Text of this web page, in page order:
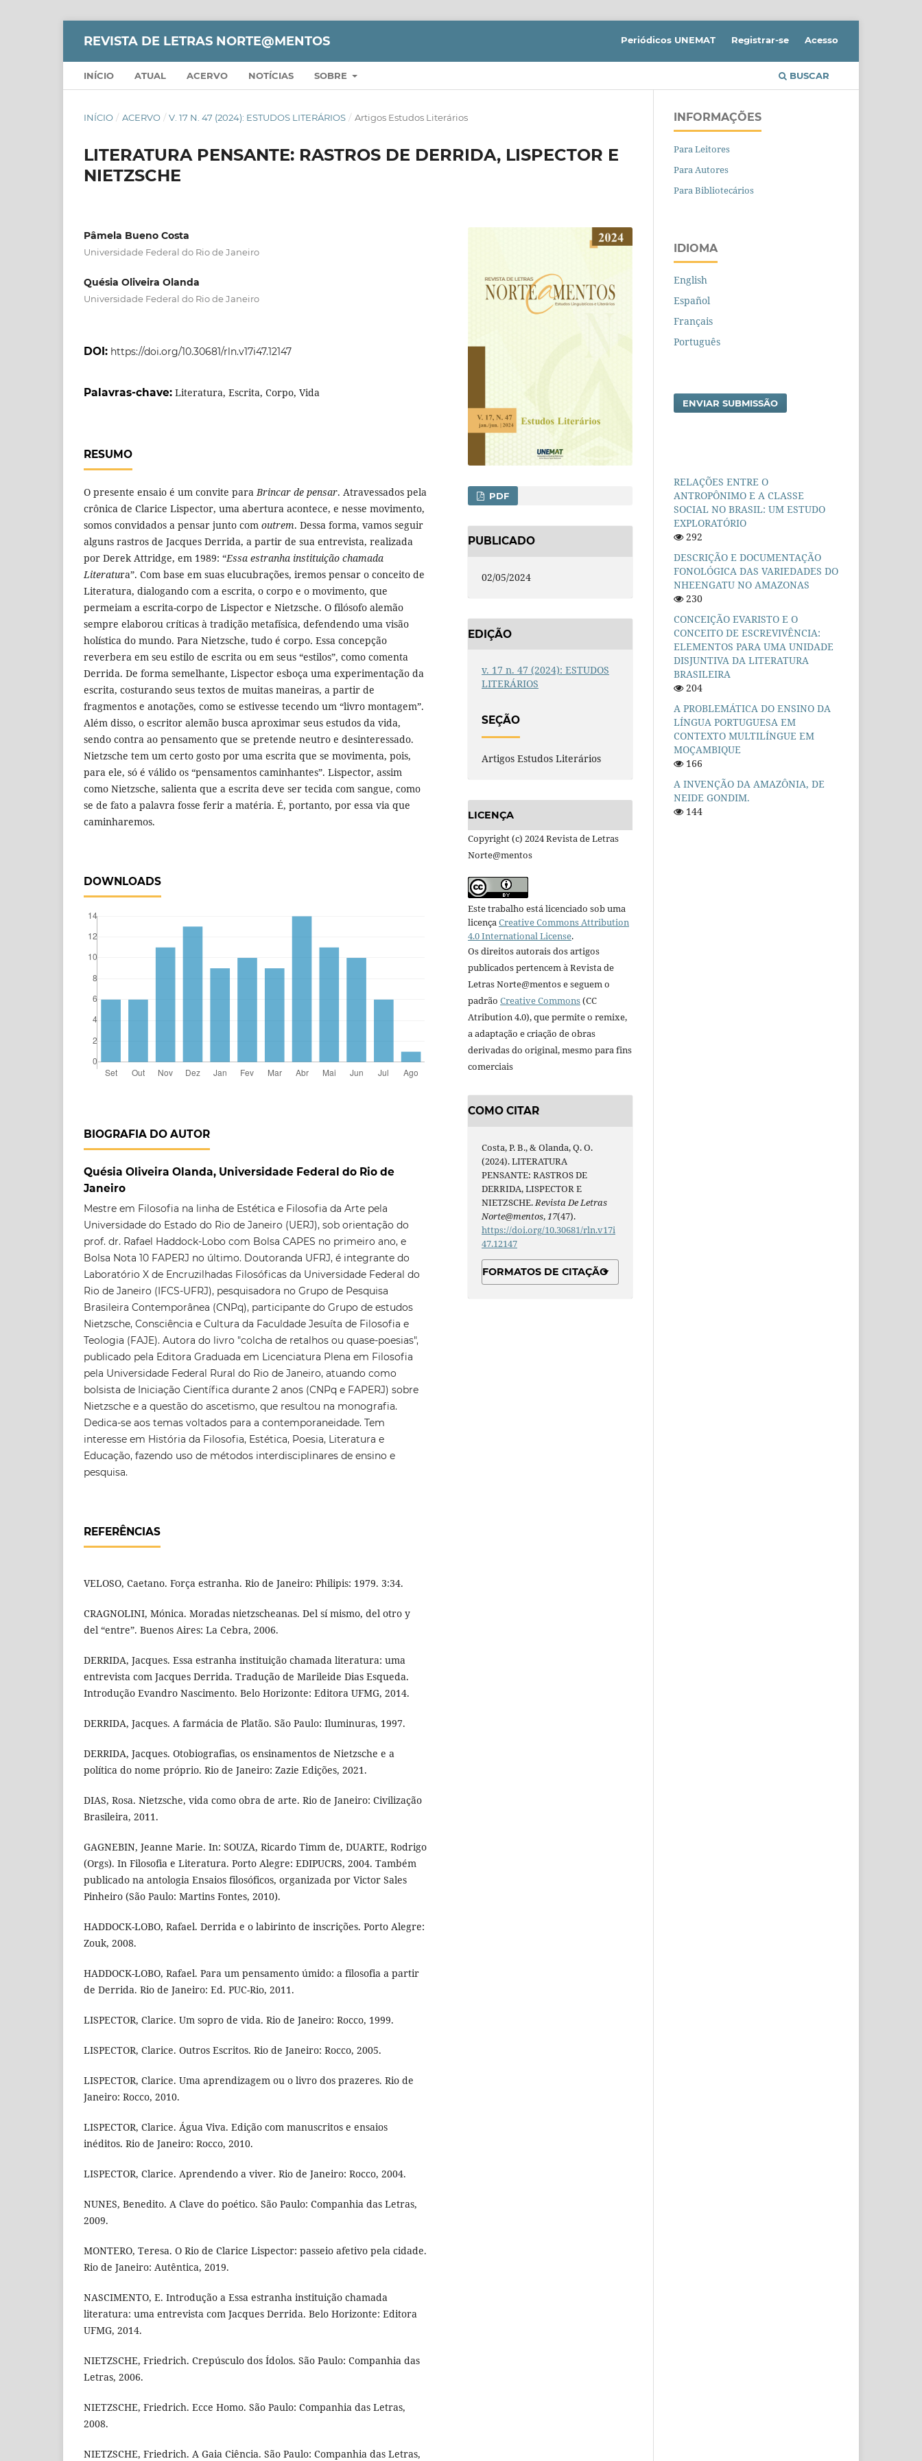
REVISTA DE LETRAS NORTE@MENTOS
INÍCIO ATUAL ACERVO NOTÍCIAS SOBRE BUSCAR
Periódicos UNEMAT Registrar-se Acesso
INÍCIO / ACERVO / V. 17 N. 47 (2024): ESTUDOS LITERÁRIOS / Artigos Estudos Literários
LITERATURA PENSANTE: RASTROS DE DERRIDA, LISPECTOR E
NIETZSCHE
Pâmela Bueno Costa
Universidade Federal do Rio de Janeiro
Quésia Oliveira Olanda
Universidade Federal do Rio de Janeiro
DOI: https://doi.org/10.30681/rln.v17i47.12147
Palavras-chave: Literatura, Escrita, Corpo, Vida
RESUMO
O presente ensaio é um convite paraBrincar de pensar. Atravessados pela
crônica de Clarice Lispector, uma abertura acontece, e nesse movimento,
somos convidados a pensar junto com outrem. Dessa forma, vamos seguir
alguns rastros de Jacques Derrida, a partir de sua entrevista, realizada
por Derek Attridge, em 1989: “Essa estranha instituição chamada
Literatura”. Com base em suas elucubrações, iremos pensar o conceito de
Literatura, dialogando com a escrita, o corpo e o movimento, que
permeiam a escrita-corpo de Lispector e Nietzsche. O filósofo alemão
sempre elaborou críticas à tradição metafísica, defendendo uma visão
holística do mundo. Para Nietzsche, tudo é corpo. Essa concepção
reverbera em seu estilo de escrita ou em seus “estilos”, como comenta
Derrida. De forma semelhante, Lispector esboça uma experimentação da
escrita, costurando seus textos de muitas maneiras, a partir de
fragmentos e anotações, como se estivesse tecendo um “livro montagem”.
Além disso, o escritor alemão busca aproximar seus estudos da vida,
sendo contra ao pensamento que se pretende neutro e desinteressado.
Nietzsche tem um certo gosto por uma escrita que se movimenta, pois,
para ele, só é válido os “pensamentos caminhantes”. Lispector, assim
como Nietzsche, salienta que a escrita deve ser tecida com sangue, como
se de fato a palavra fosse ferir a matéria. É, portanto, por essa via que
caminharemos.
DOWNLOADS
BIOGRAFIA DO AUTOR
Quésia Oliveira Olanda, Universidade Federal do Rio de
Janeiro
Mestre em Filosofia na linha de Estética e Filosofia da Arte pela
Universidade do Estado do Rio de Janeiro (UERJ), sob orientação do
prof. dr. Rafael Haddock-Lobo com Bolsa CAPES no primeiro ano, e
Bolsa Nota 10 FAPERJ no último. Doutoranda UFRJ, é integrante do
Laboratório X de Encruzilhadas Filosóficas da Universidade Federal do
Rio de Janeiro (IFCS-UFRJ), pesquisadora no Grupo de Pesquisa
Brasileira Contemporânea (CNPq), participante do Grupo de estudos
Nietzsche, Consciência e Cultura da Faculdade Jesuíta de Filosofia e
Teologia (FAJE). Autora do livro "colcha de retalhos ou quase-poesias",
publicado pela Editora Graduada em Licenciatura Plena em Filosofia
pela Universidade Federal Rural do Rio de Janeiro, atuando como
bolsista de Iniciação Científica durante 2 anos (CNPq e FAPERJ) sobre
Nietzsche e a questão do ascetismo, que resultou na monografia.
Dedica-se aos temas voltados para a contemporaneidade. Tem
interesse em História da Filosofia, Estética, Poesia, Literatura e
Educação, fazendo uso de métodos interdisciplinares de ensino e
pesquisa.
REFERÊNCIAS
VELOSO, Caetano. Força estranha. Rio de Janeiro: Philipis: 1979. 3:34.
CRAGNOLINI, Mónica. Moradas nietzscheanas. Del sí mismo, del otro y
del “entre”. Buenos Aires: La Cebra, 2006.
DERRIDA, Jacques. Essa estranha instituição chamada literatura: uma
entrevista com Jacques Derrida. Tradução de Marileide Dias Esqueda.
Introdução Evandro Nascimento. Belo Horizonte: Editora UFMG, 2014.
DERRIDA, Jacques. A farmácia de Platão. São Paulo: Iluminuras, 1997.
DERRIDA, Jacques. Otobiografias, os ensinamentos de Nietzsche e a
política do nome próprio. Rio de Janeiro: Zazie Edições, 2021.
DIAS, Rosa. Nietzsche, vida como obra de arte. Rio de Janeiro: Civilização
Brasileira, 2011.
GAGNEBIN, Jeanne Marie. In: SOUZA, Ricardo Timm de, DUARTE, Rodrigo
(Orgs). In Filosofia e Literatura. Porto Alegre: EDIPUCRS, 2004. Também
publicado na antologia Ensaios filosóficos, organizada por Victor Sales
Pinheiro (São Paulo: Martins Fontes, 2010).
HADDOCK-LOBO, Rafael. Derrida e o labirinto de inscrições. Porto Alegre:
Zouk, 2008.
HADDOCK-LOBO, Rafael. Para um pensamento úmido: a filosofia a partir
de Derrida. Rio de Janeiro: Ed. PUC-Rio, 2011.
LISPECTOR, Clarice. Um sopro de vida. Rio de Janeiro: Rocco, 1999.
LISPECTOR, Clarice. Outros Escritos. Rio de Janeiro: Rocco, 2005.
LISPECTOR, Clarice. Uma aprendizagem ou o livro dos prazeres. Rio de
Janeiro: Rocco, 2010.
LISPECTOR, Clarice. Água Viva. Edição com manuscritos e ensaios
inéditos. Rio de Janeiro: Rocco, 2010.
LISPECTOR, Clarice. Aprendendo a viver. Rio de Janeiro: Rocco, 2004.
NUNES, Benedito. A Clave do poético. São Paulo: Companhia das Letras,
2009.
MONTERO, Teresa. O Rio de Clarice Lispector: passeio afetivo pela cidade.
Rio de Janeiro: Autêntica, 2019.
NASCIMENTO, E. Introdução a Essa estranha instituição chamada
literatura: uma entrevista com Jacques Derrida. Belo Horizonte: Editora
UFMG, 2014.
NIETZSCHE, Friedrich. Crepúsculo dos Ídolos. São Paulo: Companhia das
Letras, 2006.
NIETZSCHE, Friedrich. Ecce Homo. São Paulo: Companhia das Letras,
2008.
NIETZSCHE, Friedrich. A Gaia Ciência. São Paulo: Companhia das Letras,
PDF
PUBLICADO
02/05/2024
EDIÇÃO
v. 17 n. 47 (2024): ESTUDOS
LITERÁRIOS
SEÇÃO
Artigos Estudos Literários
LICENÇA
Copyright (c) 2024 Revista de Letras
Norte@mentos
Este trabalho está licenciado sob uma
licençaCreative Commons Attribution
4.0 International License.
Os direitos autorais dos artigos
publicados pertencem à Revista de
Letras Norte@mentos e seguem o
padrão Creative Commons(CC
Atribution 4.0), que permite o remixe,
a adaptação e criação de obras
derivadas do original, mesmo para fins
comerciais
COMO CITAR
Costa, P. B., & Olanda, Q. O.
(2024). LITERATURA
PENSANTE: RASTROS DE
DERRIDA, LISPECTOR E
NIETZSCHE. Revista De Letras
Norte@mentos, 17(47).
https://doi.org/10.30681/rln.v17i
47.12147
FORMATOS DE CITAÇÃO
INFORMAÇÕES
Para Leitores
Para Autores
Para Bibliotecários
IDIOMA
English
Español
Français
Português
ENVIAR SUBMISSÃO
RELAÇÕES ENTRE O
ANTROPÔNIMO E A CLASSE
SOCIAL NO BRASIL: UM ESTUDO
EXPLORATÓRIO
292
DESCRIÇÃO E DOCUMENTAÇÃO
FONOLÓGICA DAS VARIEDADES DO
NHEENGATU NO AMAZONAS
230
CONCEIÇÃO EVARISTO E O
CONCEITO DE ESCREVIVÊNCIA:
ELEMENTOS PARA UMA UNIDADE
DISJUNTIVA DA LITERATURA
BRASILEIRA
204
A PROBLEMÁTICA DO ENSINO DA
LÍNGUA PORTUGUESA EM
CONTEXTO MULTILÍNGUE EM
MOÇAMBIQUE
166
A INVENÇÃO DA AMAZÔNIA, DE
NEIDE GONDIM.
144